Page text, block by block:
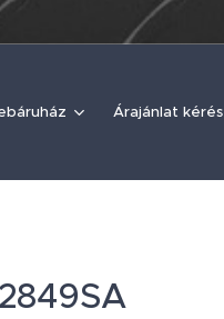
Árajánlat kérés